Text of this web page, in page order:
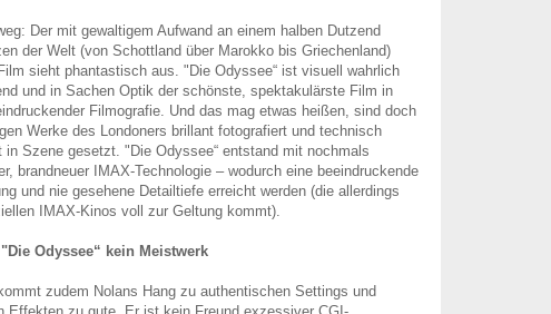
Der mit gewaltigem Aufwand an einem halben Dutzend
der Welt (von Schottland über Marokko bis Griechenland)
sieht phantastisch aus. "Die Odyssee“ ist visuell wahrlich
und in Sachen Optik der schönste, spektakulärste Film in
Filmografie. Und das mag etwas heißen, sind doch
Werke des Londoners brillant fotografiert und technisch
in Szene gesetzt. "Die Odyssee“ entstand mit nochmals
brandneuer IMAX-Technologie – wodurch eine beeindruckende
und nie gesehene Detailtiefe erreicht werden (die allerdings
IMAX-Kinos voll zur Geltung kommt).
Odyssee“ kein Meistwerk
zudem Nolans Hang zu authentischen Settings und